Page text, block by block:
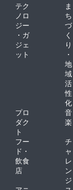
テク
ノロ
ジー
・ガ
ジェ
ット
ま
ち
づ
く
り
・
地
域
活
性
化
プロ
ダク
ト
音
楽
フー
ド・
飲食
店
チ
ャ
レ
ン
ジ